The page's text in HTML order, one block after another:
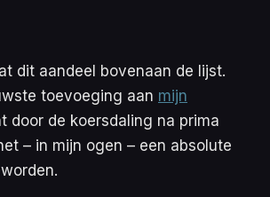
dit aandeel bovenaan de lijst.
toevoeging aan mijn
door de koersdaling na prima
– in mijn ogen – een absolute